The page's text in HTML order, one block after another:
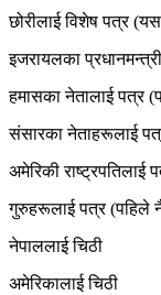
छोरीलाई विशेष पत्र
इजरायलका
हमासका नेतालाई पत्र
संसारका नेताहरूलाई
अमेरिकी राष्ट्रपतिलाई
गुरुहरूलाई पत्र (पहिले
नेपाललाई चिठी
अमेरिकालाई चिठी